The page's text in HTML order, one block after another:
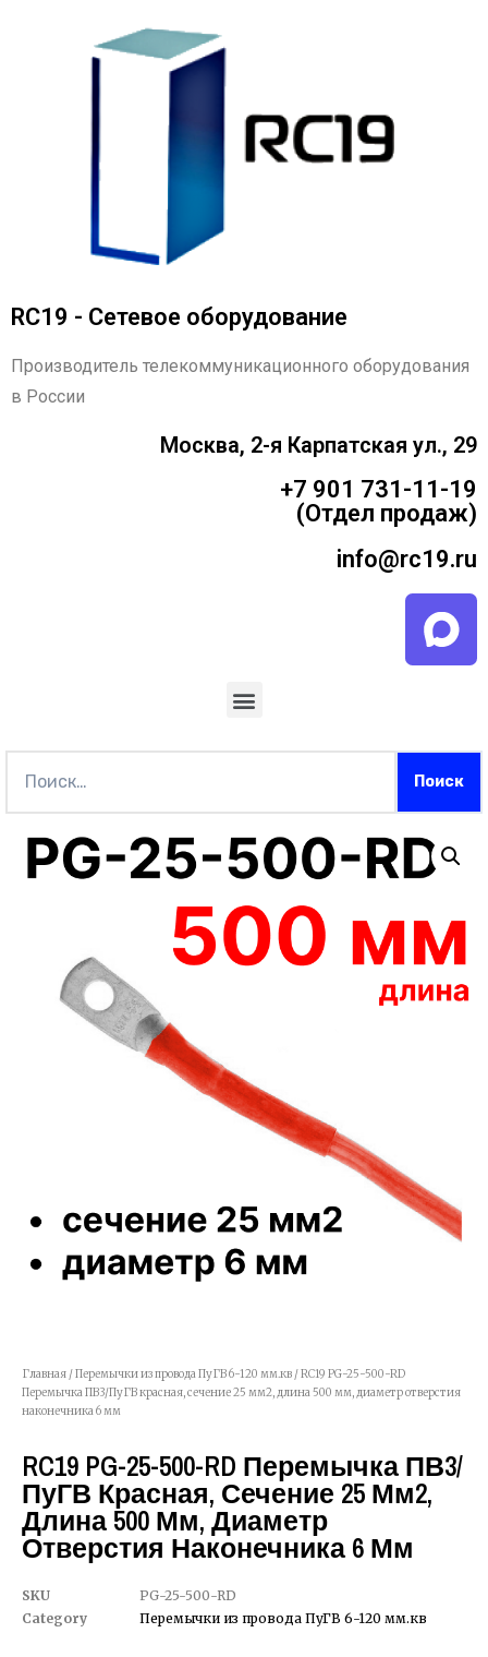
RC19 - Сетевое оборудование
Производитель телекоммуникационного оборудования
в России
Москва, 2-я Карпатская ул., 29
+7 901 731-11-19
(Отдел продаж)
info@rc19.ru
Главная /Перемычки из провода ПуГВ 6-120 мм.кв / RC19 PG-25-500-RD
Перемычка ПВ3/ПуГВ красная, сечение 25 мм2, длина 500 мм, диаметр отверстия
наконечника 6 мм
RC19 PG-25-500-RD Перемычка ПВ3/
ПуГВ Красная, Сечение 25 Мм2,
Длина 500 Мм, Диаметр
Отверстия Наконечника 6 Мм
SKU
PG-25-500-RD
Category
Перемычки из провода ПуГВ 6-120 мм.кв